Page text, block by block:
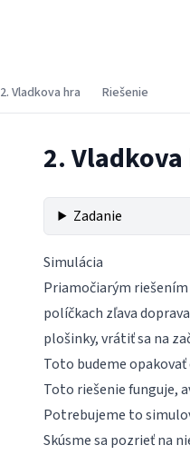
2. Vladkova hra Riešenie
2. Vladkova
Zadanie
Simulácia
Priamočiarým
políčkach zľava
plošinky, vrátiť sa na
Toto budeme opakovať
Toto riešenie funguje,
Potrebujeme to
Skúsme sa pozrieť na